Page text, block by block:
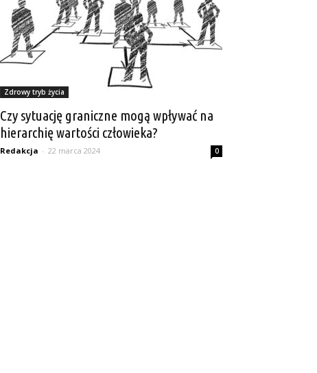
Zdrowy tryb życia
Czy sytuację graniczne mogą wpływać na
hierarchię wartości człowieka?
Redakcja - 22 marca 2024 0